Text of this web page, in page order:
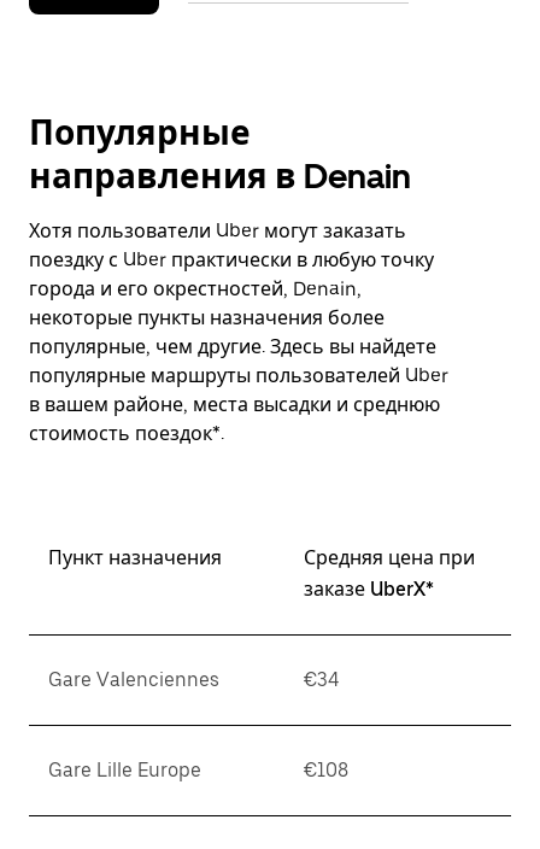
Популярные
направления в Denain
Хотя пользователи Uber могут заказать
поездку с Uber практически в любую точку
города и его окрестностей, Denain,
некоторые пункты назначения более
популярные, чем другие. Здесь вы найдете
популярные маршруты пользователей Uber
в вашем районе, места высадки и среднюю
стоимость поездок*.
Пункт назначения
Средняя цена при
заказе UberX*
Gare Valenciennes €34
Gare Lille Europe €108